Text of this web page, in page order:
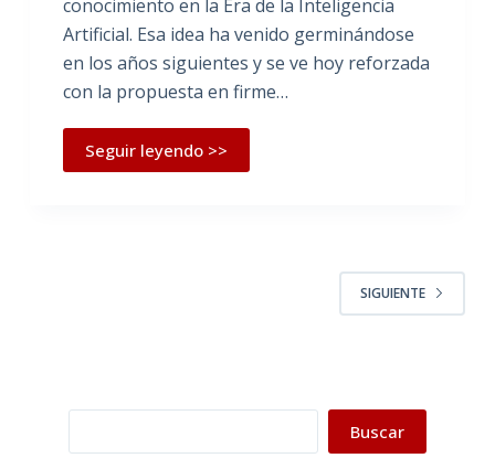
conocimiento en la Era de la Inteligencia
Artificial. Esa idea ha venido germinándose
en los años siguientes y se ve hoy reforzada
con la propuesta en firme…
Seguir leyendo >>
SIGUIENTE
Buscar